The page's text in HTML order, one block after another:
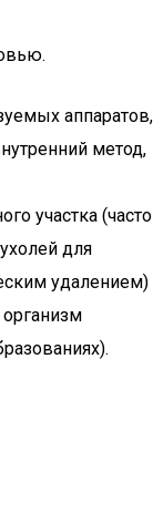
аппаратов,
метод,
участка (часто
для
удалением)